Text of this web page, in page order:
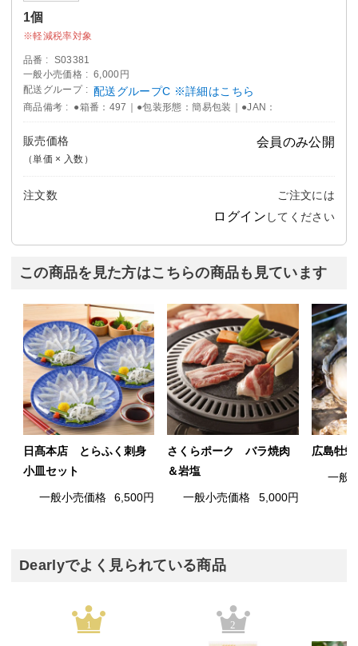
1個
軽減税率対象
品番
S03381
一般小売価格
6,000円
配送グループ
配送グループC ※詳細はこちら
商品備考 ●箱番：497｜●包装形態：簡易包装｜●JAN：
販売価格
（単価 × 入数）
会員のみ公開
注文数 ご注文には
ログイン してください
この商品を見た方はこちらの商品も見ています
日髙本店 とらふく刺身
小皿セット
一般小売価格 6,500円
さくらポーク バラ焼肉
＆岩塩
一般小売価格 5,000円
広島牡
一般
Dearlyでよく見られている商品
1 2